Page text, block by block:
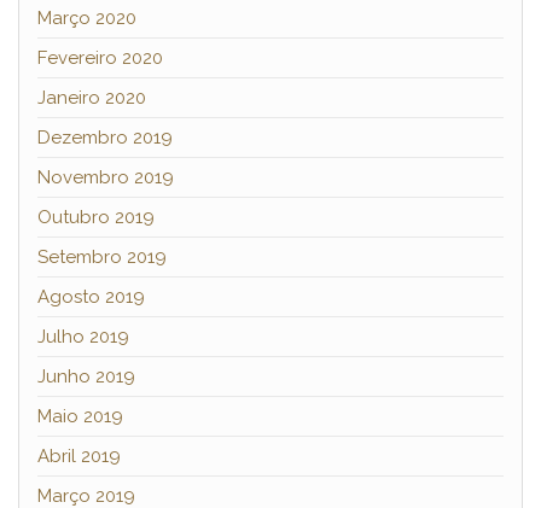
Março 2020
Fevereiro 2020
Janeiro 2020
Dezembro 2019
Novembro 2019
Outubro 2019
Setembro 2019
Agosto 2019
Julho 2019
Junho 2019
Maio 2019
Abril 2019
Março 2019